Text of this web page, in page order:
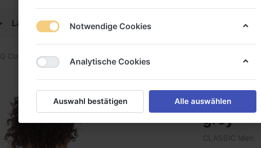
Lampen Instrumente Schnäppchenecke
IQ Classic T-Shirt Dive Now - grey
IQ
grey
CLASSIC Men
Notwendige Cookies
Analytische Cookies
Auswahl bestätigen Alle auswählen